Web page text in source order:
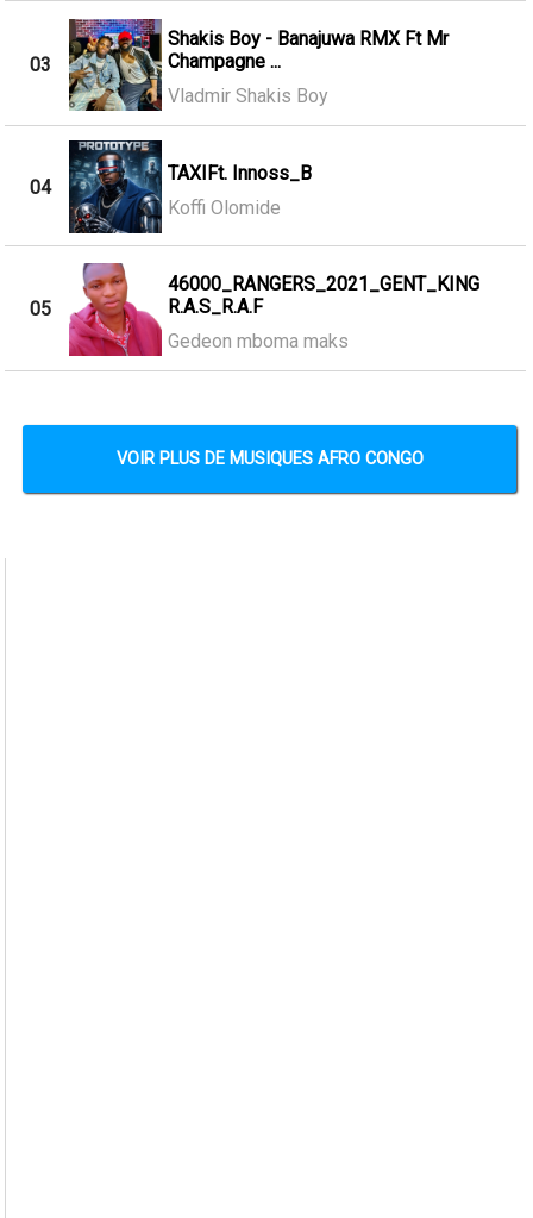
03
Shakis Boy - Banajuwa RMX Ft Mr
Champagne ...
Vladmir Shakis Boy
04
TAXIFt. Innoss_B
Koffi Olomide
05
46000_RANGERS_2021_GENT_KING
R.A.S_R.A.F
Gedeon mboma maks
VOIR PLUS DE MUSIQUES AFRO CONGO